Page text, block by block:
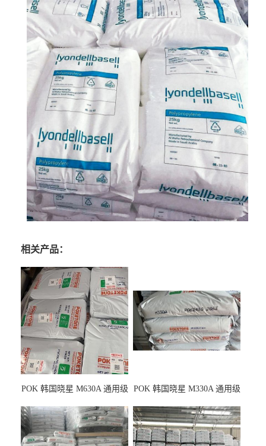
相关产品：
POK 韩国晓星 M630A 通用级
POK 韩国晓星 M330A 通用级